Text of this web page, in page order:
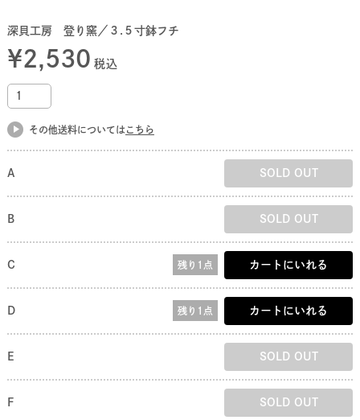
深貝工房 登り窯／３.５寸鉢フチ
¥2,530 税込
その他送料については こちら
A SOLD OUT
B SOLD OUT
C 残り1点 カートにいれる
D 残り1点 カートにいれる
E SOLD OUT
F SOLD OUT